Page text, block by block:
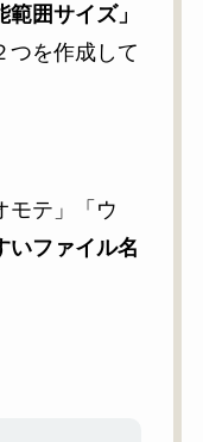
範囲サイズ」
つを作成して
モテ」「ウ
いファイル名